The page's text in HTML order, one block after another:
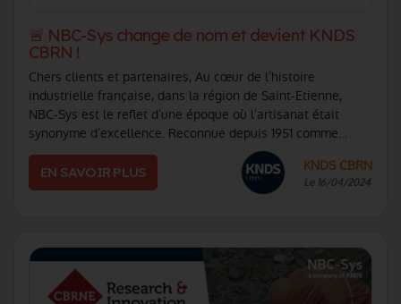
🚨 NBC-Sys change de nom et devient KNDS
CBRN !
Chers clients et partenaires, Au cœur de l’histoire
industrielle française, dans la région de Saint-Etienne,
NBC-Sys est le reflet d’une époque où l’artisanat était
synonyme d’excellence. Reconnue depuis 1951 comme
centre d’excellence NRBC au service (...)
EN SAVOIR PLUS KNDS CBRN
Le 16/04/2024